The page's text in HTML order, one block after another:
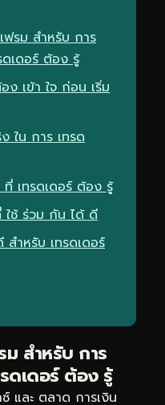
รม สำหรับ การ
ดเดอร์ ต้อง รู้
เข้า ใจ ก่อน เริ่ม
ใน การ เทรด
เทรดเดอร์ ต้อง รู้
ช้ ร่วม กัน ได้ ดี
ำหรับ เทรดเดอร์
สำหรับ การ
รดเดอร์ ต้อง รู้
และ ตลาด การเงิน